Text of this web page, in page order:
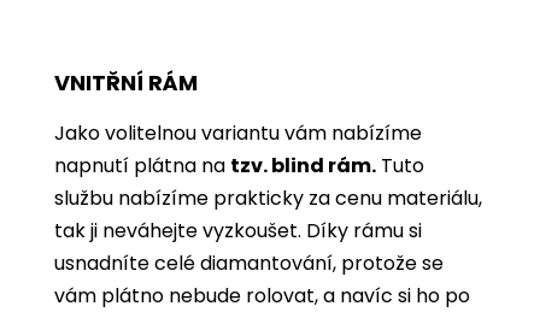
VNITŘNÍ RÁM
Jako volitelnou variantu vám nabízíme
napnutí plátna na tzv. blind rám. Tuto
službu nabízíme prakticky za cenu materiálu,
tak ji neváhejte vyzkoušet. Díky rámu si
usnadníte celé diamantování, protože se
vám plátno nebude rolovat, a navíc si ho po